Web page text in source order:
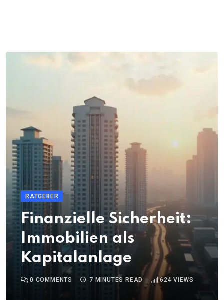
RATGEBER
Finanzielle Sicherheit:
Immobilien als
Kapitalanlage
0 COMMENTS 7 MINUTES READ 624 VIEWS